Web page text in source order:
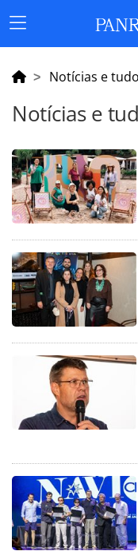
Menu
Principal
Notícias e
Notícias e